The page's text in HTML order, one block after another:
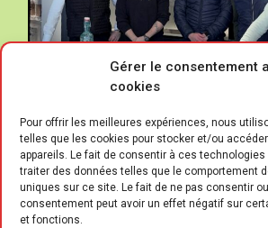
Gérer le consentement
cookies
Pour offrir les meilleures expériences, nous
telles que les cookies pour stocker et/ou
appareils. Le fait de consentir à ces
traiter des données telles que le comportement
uniques sur ce site. Le fait de ne pas consentir
consentement peut avoir un effet négatif sur
et fonctions.